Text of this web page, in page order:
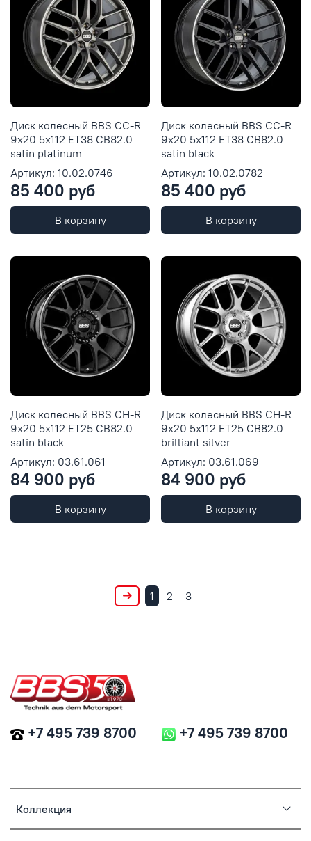
Диск колесный BBS CC-R
9x20 5x112 ET38 CB82.0
satin platinum
Артикул: 10.02.0746
85 400 руб
В корзину
Диск колесный BBS CC-R
9x20 5x112 ET38 CB82.0
satin black
Артикул: 10.02.0782
85 400 руб
В корзину
Диск колесный BBS CH-R
9x20 5x112 ET25 CB82.0
satin black
Артикул: 03.61.061
84 900 руб
В корзину
Диск колесный BBS CH-R
9x20 5x112 ET25 CB82.0
brilliant silver
Артикул: 03.61.069
84 900 руб
В корзину
1 2 3
Коллекция
+7 495 739 8700 +7 495 739 8700